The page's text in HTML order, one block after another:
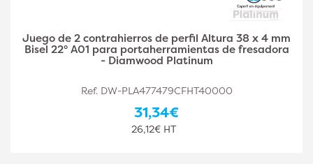
Juego de 2 contrahierros de perfil A03 de 38 x 4
mm de altura y doble filete para
portaherramientas de fresadora - Diamwood Plat
Ref. DW-PLA477479CFHT40002
31,34€
26,12€ HT